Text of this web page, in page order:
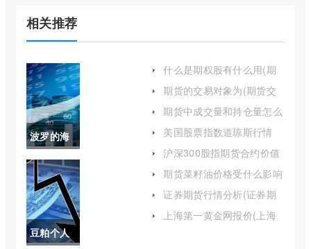
相关推荐
波罗的海
bdi实时指
数查询(波
罗的海指
数实时行
豆粕个人
什么是期权股有什么用(期
期货的交易对象为(期货交
期货中成交量和持仓量怎么
价格三者的关系)
美国股票指数道琼斯行情
走势)
沪深300股指期货合约价值
约)
期货菜籽油价格受什么影响
证券期货行情分析(证券期
上海第一黄金网报价(上海